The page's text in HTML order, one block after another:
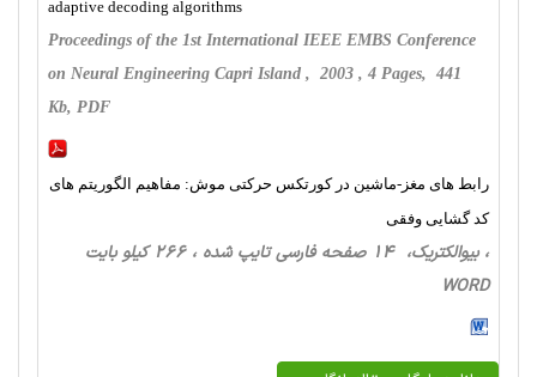
adaptive decoding algorithms
Proceedings of the 1st International IEEE EMBS Conference
on Neural Engineering Capri Island , 2003 , 4 Pages, 441
Kb, PDF
رابط های مغز-ماشین در کورتکس حرکتی موش: مفاهیم الگوریتم های
کد گشایی وفقی
، بیوالکتریک، 14 صفحه فارسی تایپ شده ، 266 کیلو بایت
WORD